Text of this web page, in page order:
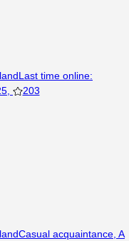
Last time online:
203
Casual acquaintance A